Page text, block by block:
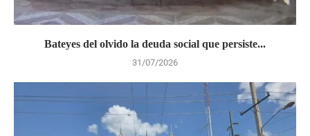
Bateyes del olvido la deuda social que persiste...
31/07/2026